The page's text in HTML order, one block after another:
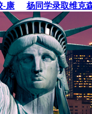
杨同学录取维克森林